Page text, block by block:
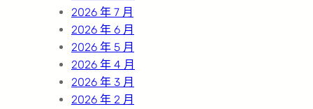
2026 年 7 月
2026 年 6 月
2026 年 5 月
2026 年 4 月
2026 年 3 月
2026 年 2 月